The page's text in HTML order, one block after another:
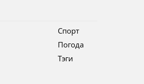
Спорт
Погода
Тэги